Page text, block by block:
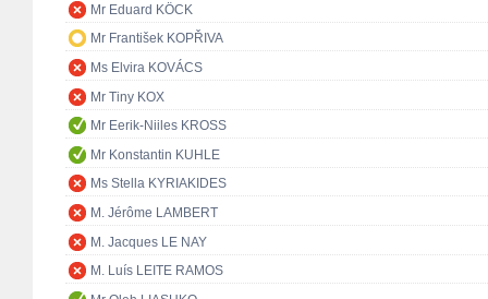
Mr Eduard KÖCK
Mr František KOPŘIVA
Ms Elvira KOVÁCS
Mr Tiny KOX
Mr Eerik-Niiles KROSS
Mr Konstantin KUHLE
Ms Stella KYRIAKIDES
M. Jérôme LAMBERT
M. Jacques LE NAY
M. Luís LEITE RAMOS